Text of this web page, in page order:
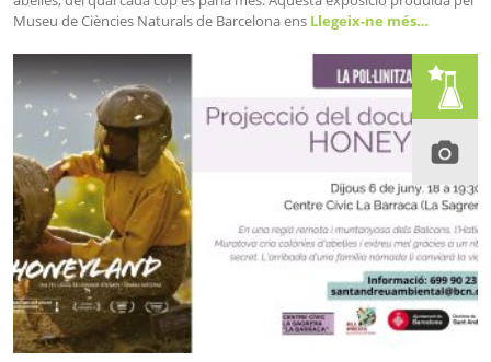
Museu de Ciències Naturals de Barcelona ens Llegeix-ne més…